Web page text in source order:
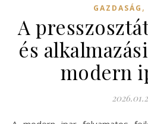
GAZDASÁG ,
A
és
modern